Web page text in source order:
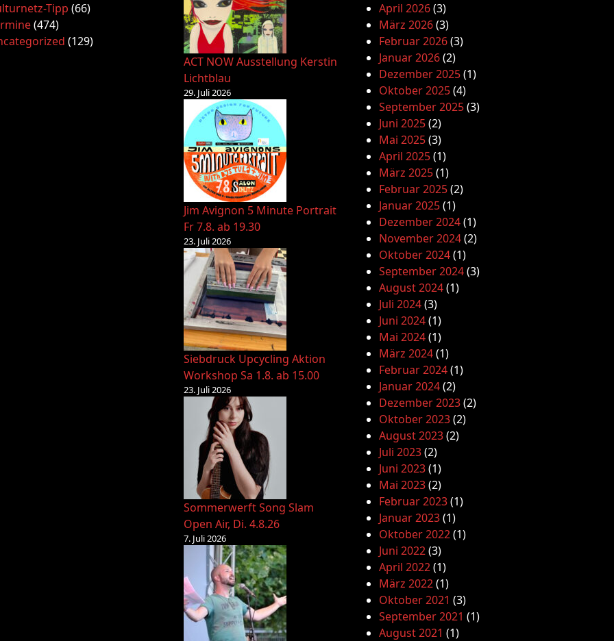
Tipp (66)
(474)
(129)
ACT NOW Ausstellung Kerstin
Lichtblau
29. Juli 2026
Jim Avignon 5 Minute Portrait
Fr 7.8. ab 19.30
23. Juli 2026
Siebdruck Upcycling Aktion
Workshop Sa 1.8. ab 15.00
23. Juli 2026
Sommerwerft Song Slam
Open Air, Di. 4.8.26
7. Juli 2026
April 2026(3)
März 2026(3)
Februar 2026(3)
Januar 2026(2)
Dezember 2025(1)
Oktober 2025(4)
September 2025(3)
Juni 2025(2)
Mai 2025(3)
April 2025(1)
März 2025(1)
Februar 2025(2)
Januar 2025(1)
Dezember 2024(1)
November 2024(2)
Oktober 2024(1)
September 2024(3)
August 2024(1)
Juli 2024(3)
Juni 2024(1)
Mai 2024(1)
März 2024(1)
Februar 2024(1)
Januar 2024(2)
Dezember 2023(2)
Oktober 2023(2)
August 2023(2)
Juli 2023(2)
Juni 2023(1)
Mai 2023(2)
Februar 2023(1)
Januar 2023(1)
Oktober 2022(1)
Juni 2022(3)
April 2022(1)
März 2022(1)
Oktober 2021 (3)
September 2021 (1)
August 2021 (1)